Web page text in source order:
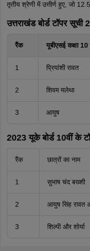
तृतीय श्रेणी में उत्तीर्ण हुए, जो
उत्तराखंड बोर्ड टॉपर सूची
रैंक यूबीएसई कक्षा 10
1 प्रियांशी रावत
2 शिवम मलेथा
3 आयुष
2023 यूके बोर्ड 10वीं के
रैंक छात्रों का नाम
1 सुभाष चंद बख्शी
2 आयुष सिंह रावत
3 शिल्पी और शोर्या